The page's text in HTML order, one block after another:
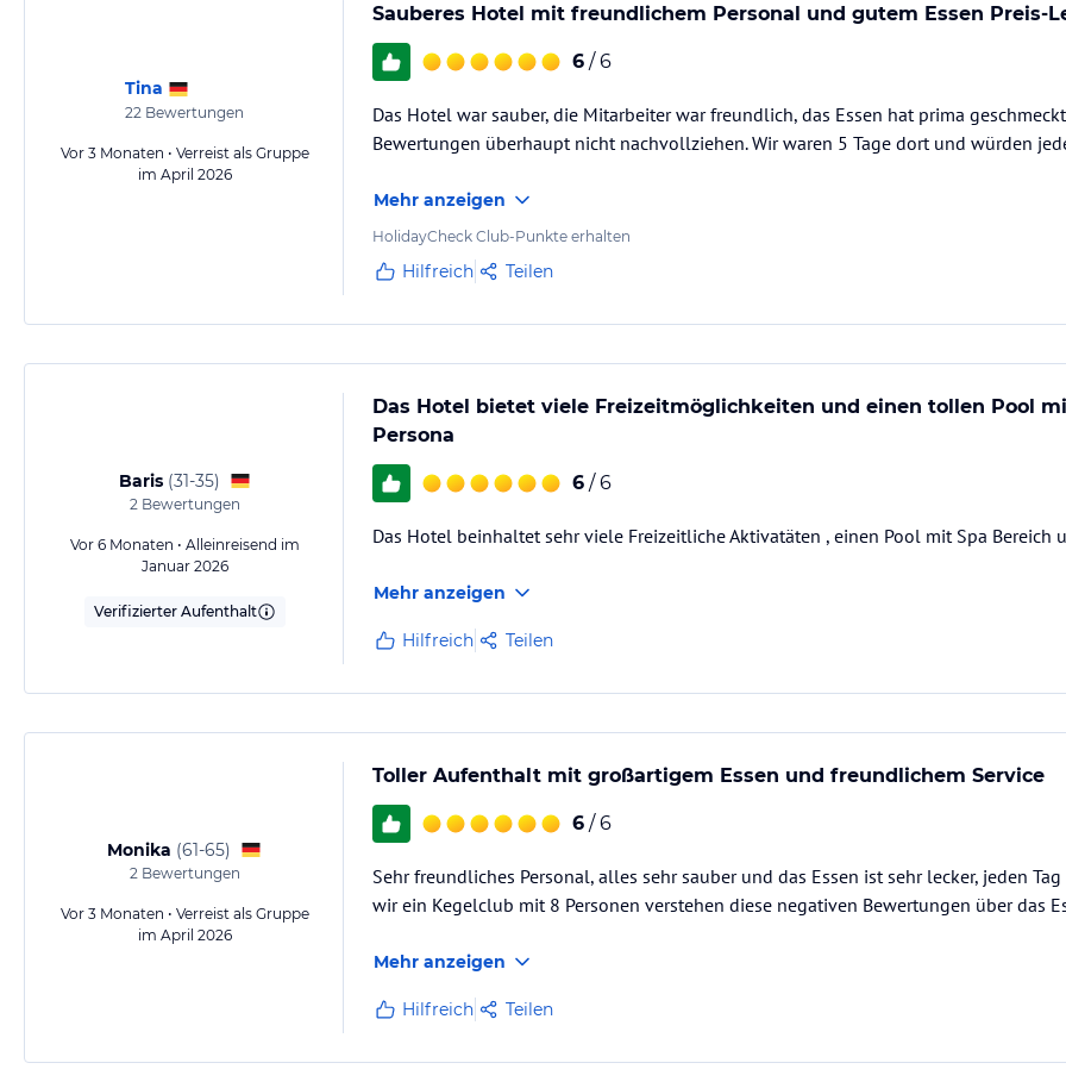
Tina
22 Bewertungen
Vor 3 Monaten • Verreist als Gruppe
im April 2026
Sauberes Hotel mit freundlichem Personal und gutem Essen Preis-
6 / 6
Das Hotel war sauber, die Mitarbeiter war freundlich, das Essen hat prima
Bewertungen überhaupt nicht nachvollziehen. Wir waren 5 Tage dort und würden
Mehr anzeigen
HolidayCheck Club-Punkte erhalten
Hilfreich Teilen
Baris (31-35)
2 Bewertungen
Vor 6 Monaten • Alleinreisend im
Januar 2026
Verifizierter Aufenthalt
Das Hotel bietet viele Freizeitmöglichkeiten und einen tollen Pool
Persona
6 / 6
Das Hotel beinhaltet sehr viele Freizeitliche Aktivatäten , einen Pool mit Spa Bereich
Mehr anzeigen
Hilfreich Teilen
Monika (61-65)
2 Bewertungen
Vor 3 Monaten • Verreist als Gruppe
im April 2026
Toller Aufenthalt mit großartigem Essen und freundlichem Service
6 / 6
Sehr freundliches Personal, alles sehr sauber und das Essen ist sehr lecker, jeden
wir ein Kegelclub mit 8 Personen verstehen diese negativen Bewertungen über das
Mehr anzeigen
Hilfreich Teilen